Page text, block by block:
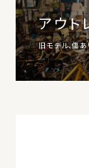
アウト
旧モデル、傷